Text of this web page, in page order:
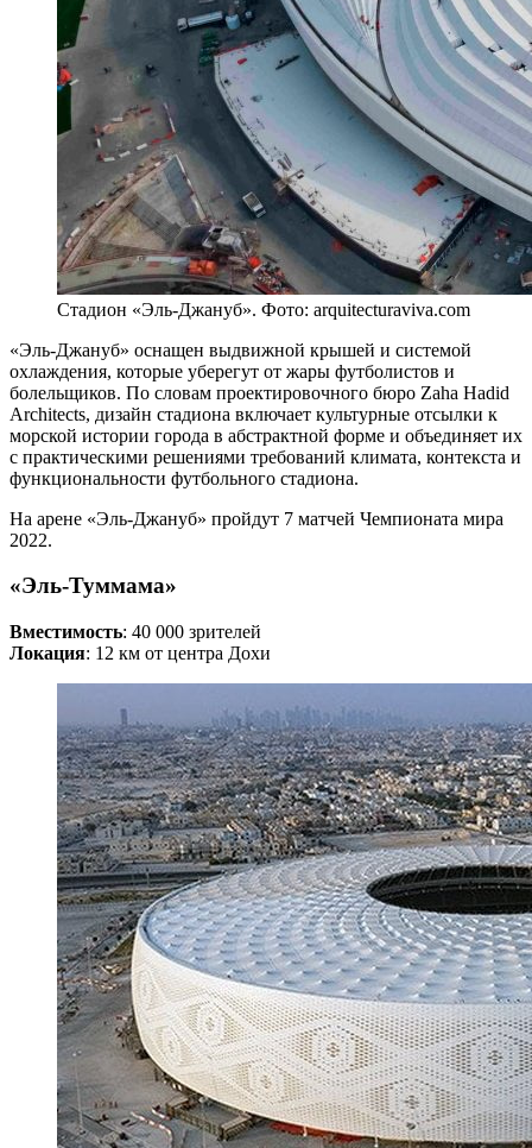
Стадион «Эль-Джануб». Фото: arquitecturaviva.com
«Эль-Джануб» оснащен выдвижной крышей и системой
охлаждения, которые уберегут от жары футболистов и
болельщиков. По словам проектировочного бюро Zaha Hadid
Architects, дизайн стадиона включает культурные отсылки к
морской истории города в абстрактной форме и объединяет их
с практическими решениями требований климата, контекста и
функциональности футбольного стадиона.
На арене «Эль-Джануб» пройдут 7 матчей Чемпионата мира
2022.
«Эль-Туммама»
Вместимость: 40 000 зрителей
Локация: 12 км от центра Дохи